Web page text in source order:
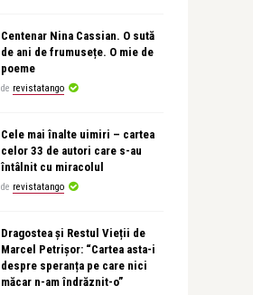
Centenar Nina Cassian. O sută
de ani de frumusețe. O mie de
poeme
de revistatango
Cele mai înalte uimiri – cartea
celor 33 de autori care s-au
întâlnit cu miracolul
de revistatango
Dragostea și Restul Vieții de
Marcel Petrișor: “Cartea asta-i
despre speranța pe care nici
măcar n-am îndrăznit-o”